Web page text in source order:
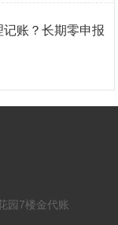
账？长期零申报
园7楼金代账